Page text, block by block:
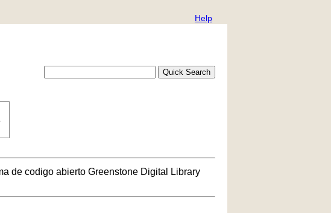
Help
de codigo abierto Greenstone Digital Library